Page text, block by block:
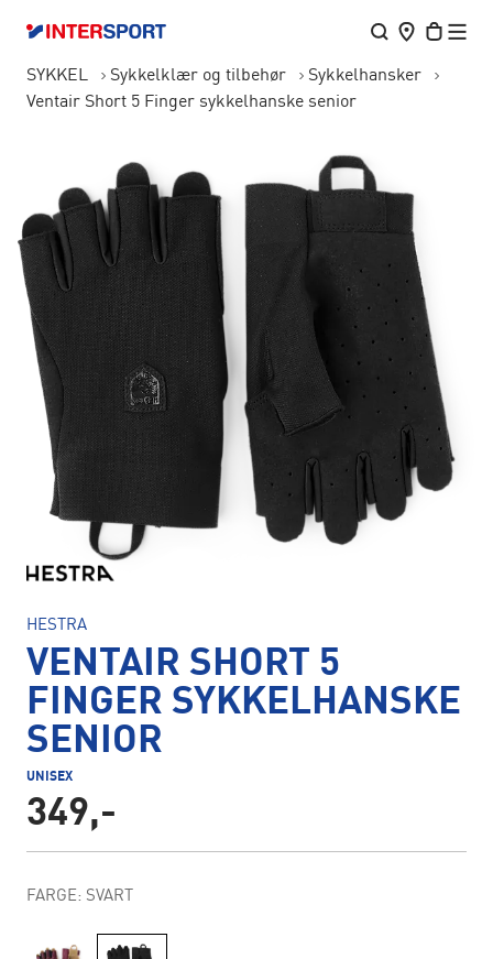
SYKKEL Sykkelklær og tilbehør
Sykkelhansker
Ventair Short 5 Finger sykkelhanske senior
HESTRA
VENTAIR SHORT 5
FINGER SYKKELHANSKE
SENIOR
UNISEX
349,-
FARGE: SVART